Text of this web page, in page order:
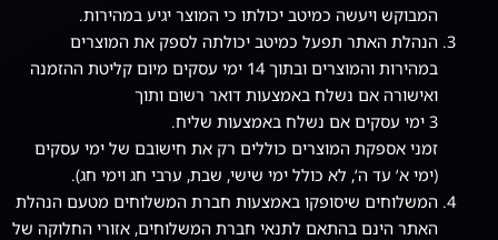
המבוקש ויעשה כמיטב יכולתו כי המוצר יגיע במהירות.
הנהלת האתר תפעל כמיטב יכולתה לספק את המוצרים
במהירות והמוצרים ובתוך 14 ימי עסקים מיום קליטת ההזמנה
ואישורה אם נשלח באמצעות דואר רשום ותוך
3 ימי עסקים אם נשלח באמצעות שליח.
זמני אספקת המוצרים כוללים רק את חישובם של ימי עסקים
(ימי א‘ עד ה‘, לא כולל ימי שישי, שבת, ערבי חג וימי חג).
המשלוחים שיסופקו באמצעות חברת המשלוחים מטעם הנהלת
האתר הינם בהתאם לתנאי חברת המשלוחים, אזורי החלוקה של